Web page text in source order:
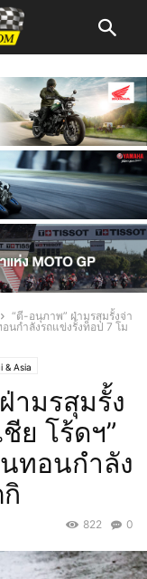
“ตี-อนุภาพ” ฝ่ามรสุมรั้งจ่า
อนกำลังรถแข่งรั้งท็อป 7 โม
& Asia
ามรสุมรั้ง
ย โร้ดฯ”
ทอนกำลัง
0
822